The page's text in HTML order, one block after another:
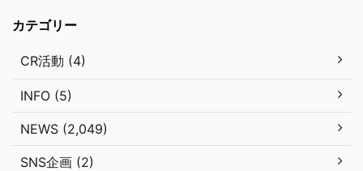
カテゴリー
CR活動 (4)
INFO (5)
NEWS (2,049)
SNS企画 (2)